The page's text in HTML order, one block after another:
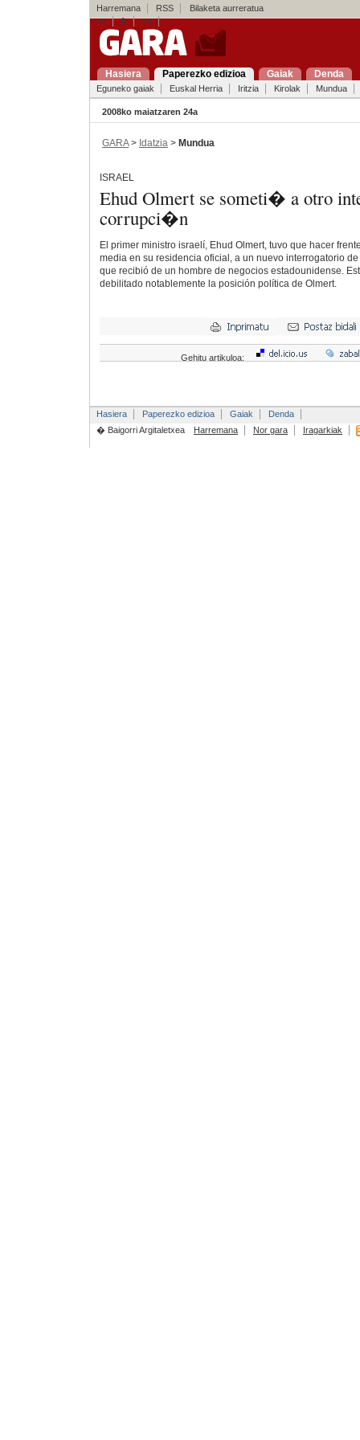
Harremana RSS
Bilaketa aurreratua
es
fr en
Hasiera Paperezko edizioa Gaiak Denda
Eguneko gaiak Euskal Herria Iritzia Kirolak Mundua
2008ko maiatzaren 24a
GARA> Idatzia > Mundua
ISRAEL
Ehud Olmert se someti� a otro
corrupci�n
El primer ministro israelí, Ehud Olmert, tuvo que hacer
media en su residencia oficial, a un nuevo interrogatorio
que recibió de un hombre de negocios estadounidense.
debilitado notablemente la posición política de Olmert.
Gehitu artikuloa:
Hasiera Paperezko edizioa Gaiak
Denda
� Baigorri Argitaletxea
Harremana Nor gara Iragarkiak